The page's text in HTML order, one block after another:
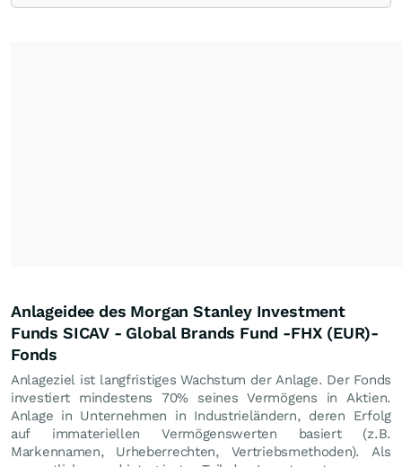
Anlageidee des Morgan Stanley Investment
Funds SICAV - Global Brands Fund -FHX (EUR)-
Fonds
Anlageziel ist langfristiges Wachstum der Anlage. Der Fonds
investiert mindestens 70% seines Vermögens in Aktien.
Anlage in Unternehmen in Industrieländern, deren Erfolg
auf immateriellen Vermögenswerten basiert (z.B.
Markennamen, Urheberrechten, Vertriebsmethoden). Als